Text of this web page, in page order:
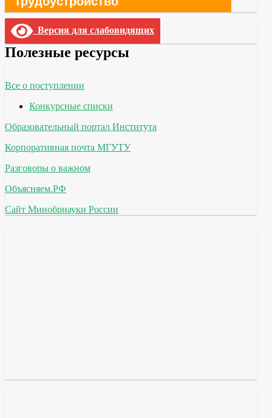
Версия для слабовидящих
Полезные ресурсы
Все о поступлении
Конкурсные списки
Образовательный портал Института
Корпоративная почта МГУТУ
Разговоры о важном
Объясняем.РФ
Сайт Минобрнауки России